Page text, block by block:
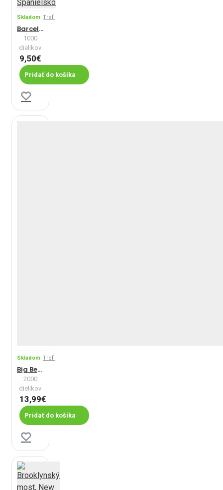
Skladom Trefl
Barcelona, Španielsko
1000
dielikov
9,50€
Pridať do košíka
Skladom Trefl
Big Ben Londýn
2000
dielikov
13,99€
Pridať do košíka